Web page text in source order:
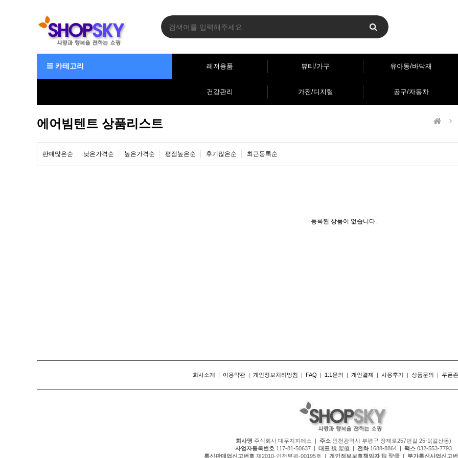
카테고리 레저용품 뷰티/가구 유아동/바닥재
건강관리 가전/디지털 공구/자동차
에어빔텐트 상품리스트
판매많은순 낮은가격순 높은가격순 평점높은순 후기많은순 최근등록순
등록된 상품이 없습니다.
회사소개 | 이용약관 | 개인정보처리방침 | FAQ | 1:1문의 | 개인결제 | 사용후기 | 상품문의 | 쿠폰존
회사명 주식회사 대우지피에스 | 주소 인천광역시 부평구 장제로257번길 25-1(갈산동)
사업자등록번호 117-81-50637 | 대표 魏 聖優 | 전화1688-8864 | 팩스 032-553-7793
통신판매업신고번호 제2010-인천부평-00195호 | 개인정보보호책임자魏 聖優 | 부가통신사업신고